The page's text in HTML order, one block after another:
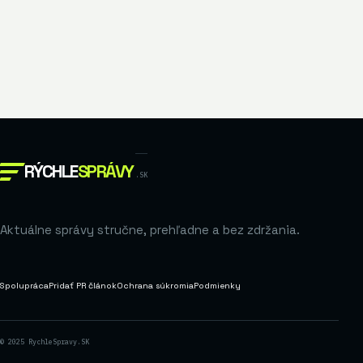
RÝCHLESPRÁVY .SK
Aktuálne správy stručne, prehľadne a bez zdržania.
SpoluprácaPridať PR článokOchrana súkromiaPodmienky
© 2025 RychleSpravy.SK